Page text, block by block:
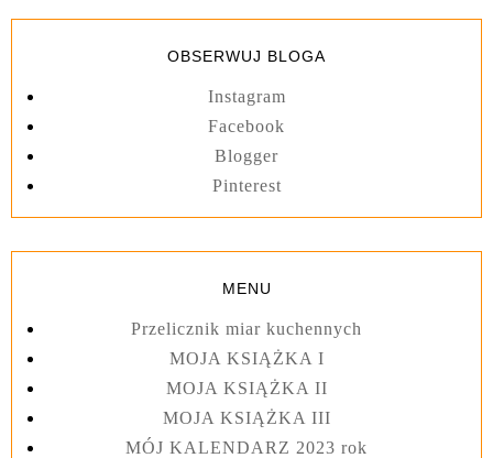
OBSERWUJ BLOGA
Instagram
Facebook
Blogger
Pinterest
MENU
Przelicznik miar kuchennych
MOJA KSIĄŻKA I
MOJA KSIĄŻKA II
MOJA KSIĄŻKA III
MÓJ KALENDARZ 2023 rok